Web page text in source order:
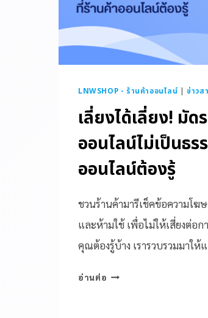
LNWSHOP - ร้านค้าออนไลน์ |ข่าวส
เลี่ยงได้เลี่ยง! มั
ออนไลน์ไม่เป็นธ
ออนไลน์ต้องรู้
ชวนร้านค้ามารีเช็คข้อความโ
และห้ามใช้ เพื่อไม่ให้เสี่ยงต่อ
คุณต้องรู้บ้าง เรารวบรวมมาให้
อ่านต่อ